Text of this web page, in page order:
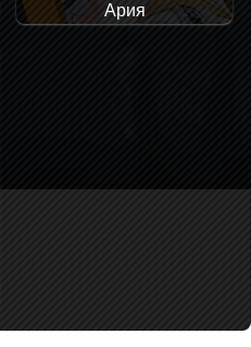
Ария